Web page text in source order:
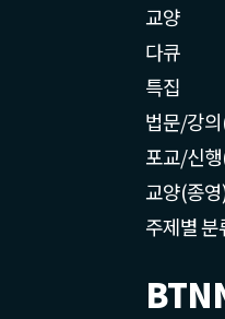
교양
다큐
특집
법문/강
포교/신
교양(종
주제별 분